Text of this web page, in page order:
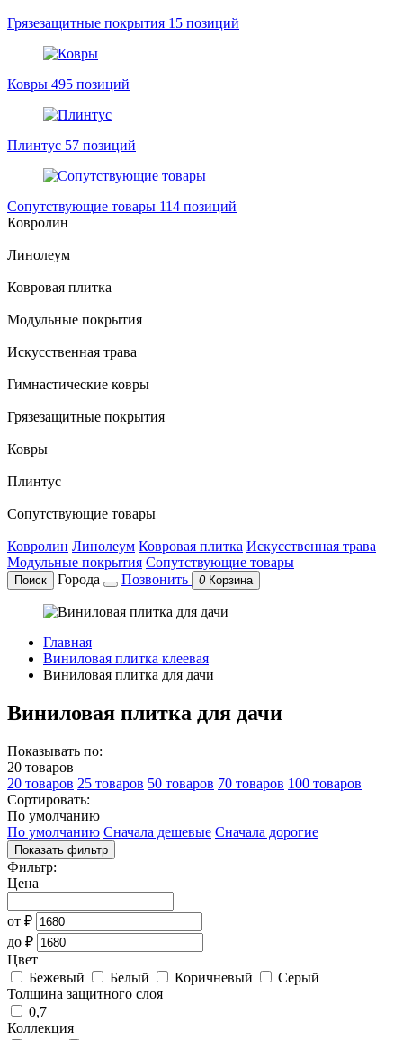
Грязезащитные покрытия 15 позиций
Ковры 495 позиций
Плинтус 57 позиций
Сопутствующие товары 114 позиций
Ковролин
Линолеум
Ковровая плитка
Модульные покрытия
Искусственная трава
Гимнастические ковры
Грязезащитные покрытия
Ковры
Плинтус
Сопутствующие товары
Ковролин Линолеум Ковровая плитка Искусственная трава
Модульные покрытия Сопутствующие товары
Поиск Города Позвонить 0 Корзина
Главная
Виниловая плитка клеевая
Виниловая плитка для дачи
Виниловая плитка для дачи
Показывать по:
20 товаров
20 товаров 25 товаров 50 товаров 70 товаров 100 товаров
Сортировать:
По умолчанию
По умолчанию Сначала дешевые Сначала дорогие
Показать фильтр
Фильтр:
Цена
от ₽
до ₽
Цвет
Бежевый
Белый Коричневый
Серый
Толщина защитного слоя
0,7
Коллекция